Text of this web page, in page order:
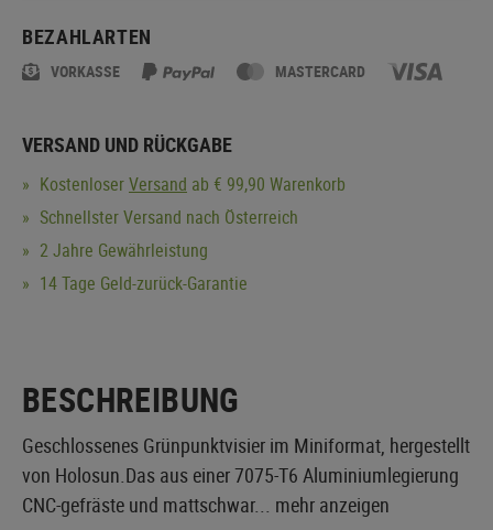
BEZAHLARTEN
VORKASSE MASTERCARD
VERSAND UND RÜCKGABE
KostenloserVersand ab € 99,90 Warenkorb
Schnellster Versand nach Österreich
2 Jahre Gewährleistung
14 Tage Geld-zurück-Garantie
BESCHREIBUNG
Geschlossenes Grünpunktvisier im Miniformat, hergestellt
von Holosun.Das aus einer 7075-T6 Aluminiumlegierung
CNC-gefräste und mattschwar... mehr anzeigen